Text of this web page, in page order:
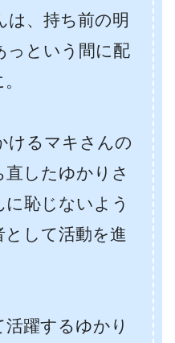
は、持ち前の明
っという間に配
けるマキさんの
したゆかりさ
恥じないよう
して活動を進
躍するゆかり